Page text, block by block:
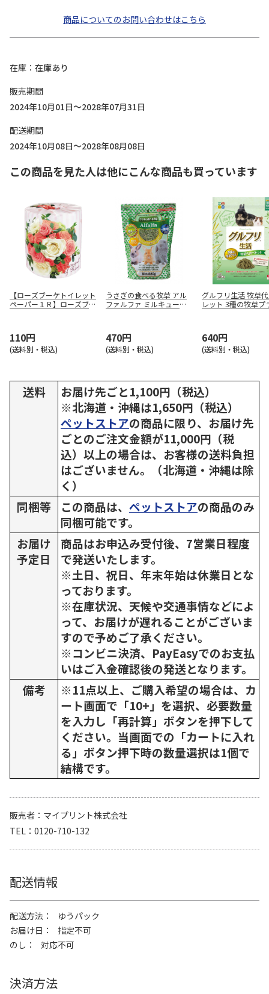
商品についてのお問い合わせはこちら
在庫
在庫あり
販売期間
2024年10月01日～2028年07月31日
配送期間
2024年10月08日～2028年08月08日
この商品を見た人は他にこんな商品も買っています
【ローズブーケトイレット
ペーパー１Ｒ】ローズブー
110円
(送料別・税込)
うさぎの食べる牧草 アル
ファルファ ミルキュー入
470円
(送料別・税込)
グルフリ生活 牧草
レット 3種の牧草プ
640円
(送料別・税込)
送料
お届け先ごと1,100円（税込）
※北海道・沖縄は1,650円（税込）
ペットストアの商品に限り、お届け先
ごとのご注文金額が11,000円（税
込）以上の場合は、お客様の送料負担
はございません。（北海道・沖縄は除
く）
同梱等
この商品は、 ペットストアの商品のみ
同梱可能です。
お届け
予定日
商品はお申込み受付後、7営業日程度
で発送いたします。
※土日、祝日、年末年始は休業日とな
っております。
※在庫状況、天候や交通事情などによ
って、お届けが遅れることがございま
すので予めご了承ください。
※コンビニ決済、PayEasyでのお支払
いはご入金確認後の発送となります。
備考
※11点以上、ご購入希望の場合は、カ
ート画面で「10+」を選択、必要数量
を入力し「再計算」ボタンを押下して
ください。当画面での「カートに入れ
る」ボタン押下時の数量選択は1個で
結構です。
販売者
マイプリント株式会社
TEL
0120-710-132
配送情報
配送方法
ゆうパック
お届け日
指定不可
のし
対応不可
決済方法